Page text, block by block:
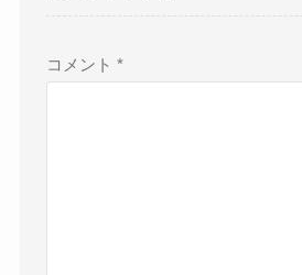
コメント*